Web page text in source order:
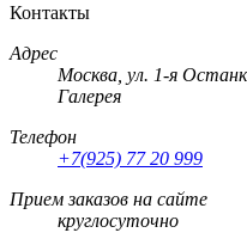
Контакты
Адрес
Москва, ул. 1-я
Галерея
Телефон
+7(925) 77 20 999
Прием заказов на сайте
круглосуточно